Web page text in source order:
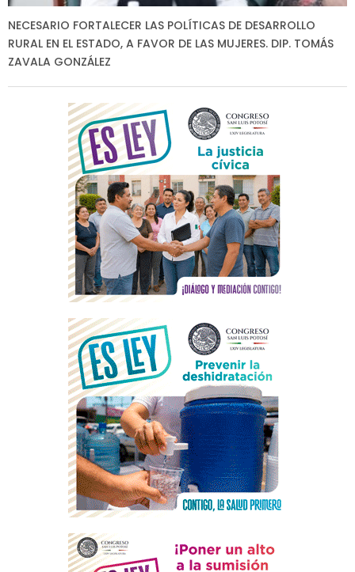
NECESARIO FORTALECER LAS POLÍTICAS DE DESARROLLO
RURAL EN EL ESTADO, A FAVOR DE LAS MUJERES. DIP. TOMÁS
ZAVALA GONZÁLEZ